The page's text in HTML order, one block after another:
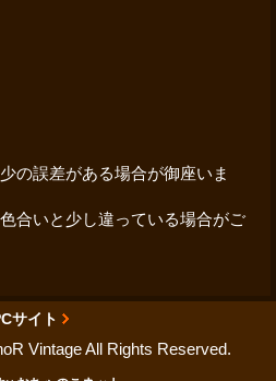
の誤差がある場合が御座いま
合いと少し違っている場合がご
サイト
Vintage All Rights Reserved.